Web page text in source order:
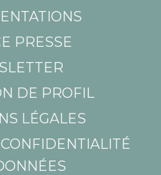
PRESSE
DE PROFIL
LÉGALES